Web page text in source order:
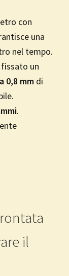
con
una
nel tempo.
un
0,8 mm di
.
il